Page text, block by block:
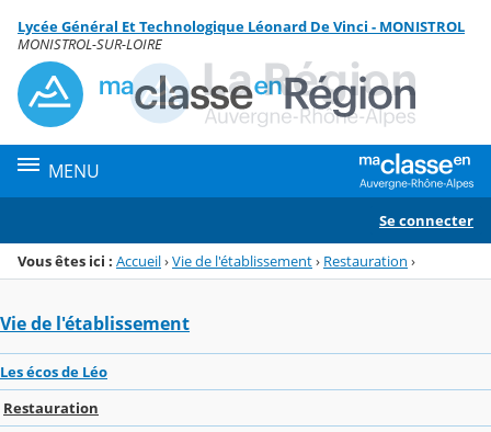
Menu de la rubrique
Contenu
Lycée Général Et Technologique Léonard De Vinci - MONISTROL
MONISTROL-SUR-LOIRE
MENU
Se connecter
Vous êtes ici : Accueil›Vie de l'établissement› Restauration ›
Vie de l'établissement
Les écos de Léo
Restauration